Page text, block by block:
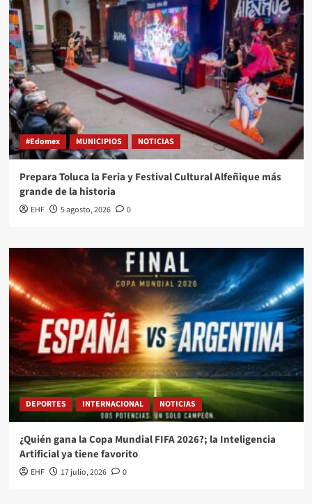
#Edomex MUNICIPIOS NOTICIAS
Prepara Toluca la Feria y Festival Cultural Alfeñique más
grande de la historia
EHF 5 agosto, 2026 0
DEPORTES INTERNACIONAL NOTICIAS
¿Quién gana la Copa Mundial FIFA 2026?; la Inteligencia
Artificial ya tiene favorito
EHF 17 julio, 2026 0